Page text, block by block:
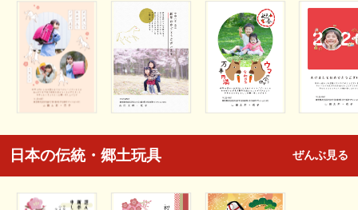
日本の伝統・郷土玩具 ぜんぶ見る